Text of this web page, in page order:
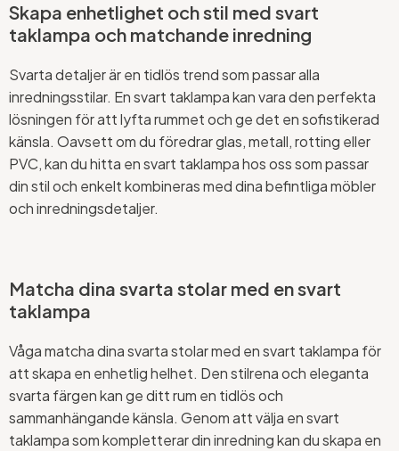
Skapa enhetlighet och stil med svart
taklampa och matchande inredning
Svarta detaljer är en tidlös trend som passar alla
inredningsstilar. En svart taklampa kan vara den perfekta
lösningen för att lyfta rummet och ge det en sofistikerad
känsla. Oavsett om du föredrar glas, metall, rotting eller
PVC, kan du hitta en svart taklampa hos oss som passar
din stil och enkelt kombineras med dina befintliga möbler
och inredningsdetaljer.
Matcha dina svarta stolar med en svart
taklampa
Våga matcha dina svarta stolar med en svart taklampa för
att skapa en enhetlig helhet. Den stilrena och eleganta
svarta färgen kan ge ditt rum en tidlös och
sammanhängande känsla. Genom att välja en svart
taklampa som kompletterar din inredning kan du skapa en